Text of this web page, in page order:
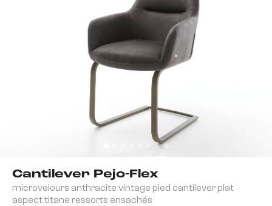
Cantilever Pejo-Flex
microvelours anthracite vintage pied cantilever plat
aspect titane ressorts ensachés